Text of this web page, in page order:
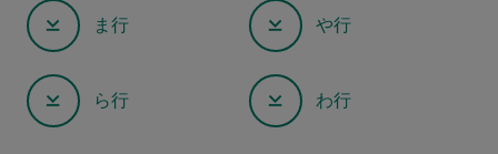
ま行 や行
ら行 わ行